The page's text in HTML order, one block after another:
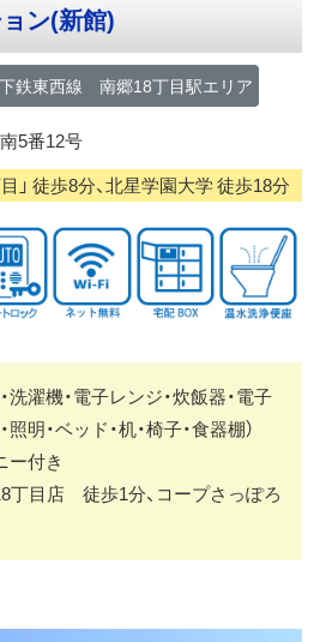
ン(新館)
鉄東西線 南郷18丁目駅エリア
5番12号
」 徒歩8分、北星学園大学 徒歩18分
洗濯機・電子レンジ・炊飯器・電子
明・ベッド・机・椅子・食器棚）
ー付き
丁目店 徒歩1分、コープさっぽろ